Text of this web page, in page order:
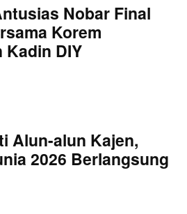
Nobar Final
Korem
Kadin DIY
Alun-alun Kajen,
2026 Berlangsung